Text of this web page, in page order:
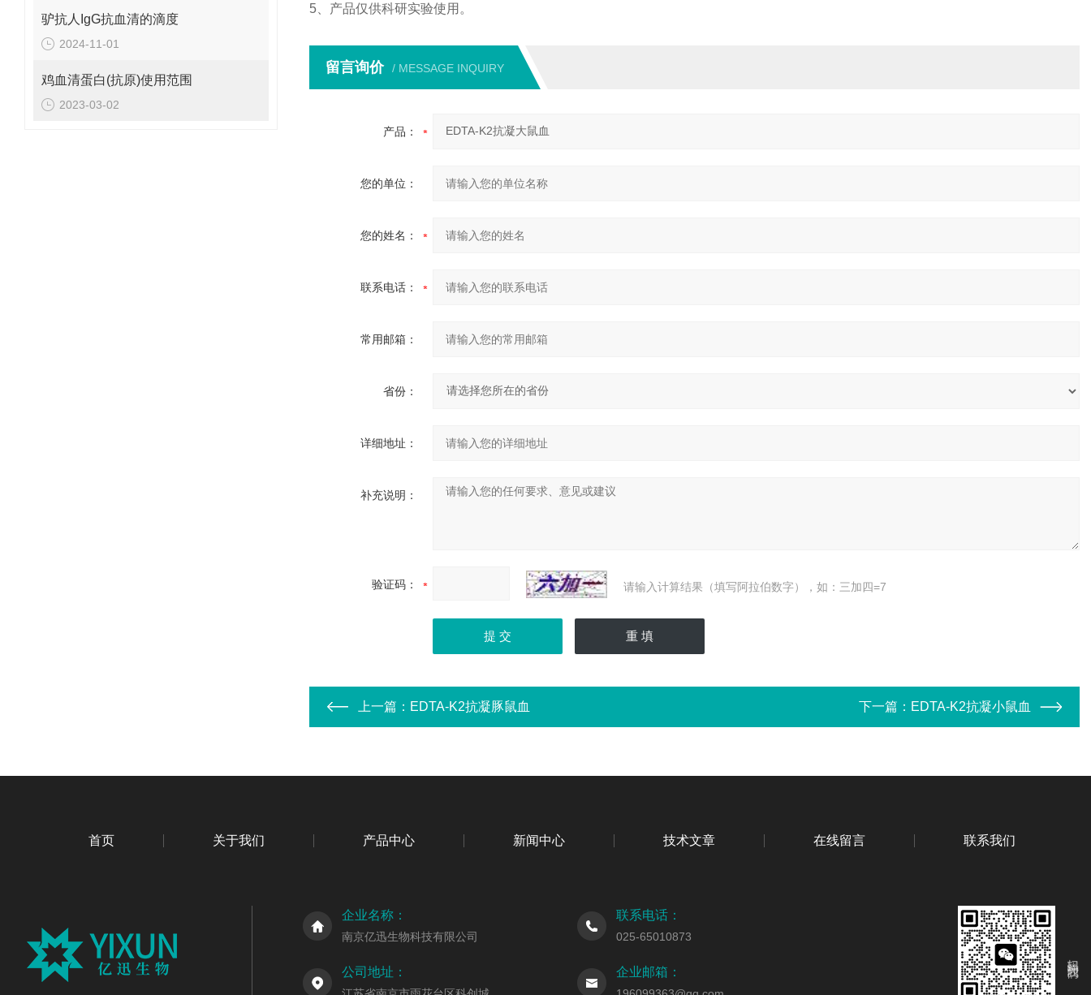
驴抗人IgG抗血清的滴度
2024-11-01
鸡血清蛋白(抗原)使用范围
2023-03-02
5、产品仅供科研实验使用。
留言询价 / MESSAGE INQUIRY
产品：
您的单位：
您的姓名：
联系电话：
常用邮箱：
省份：
详细地址：
补充说明：
验证码： 请输入计算结果（填写阿拉伯数字），如：三加四=7
上一篇： EDTA-K2抗凝豚鼠血 下一篇： EDTA-K2抗凝小鼠血
首页 关于我们 产品中心 新闻中心 技术文章 在线留言 联系我们
企业名称：
南京亿迅生物科技有限公司
联系电话：
025-65010873
公司地址： 企业邮箱：